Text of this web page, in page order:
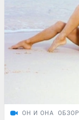
ОН И ОНА ОБЗОР